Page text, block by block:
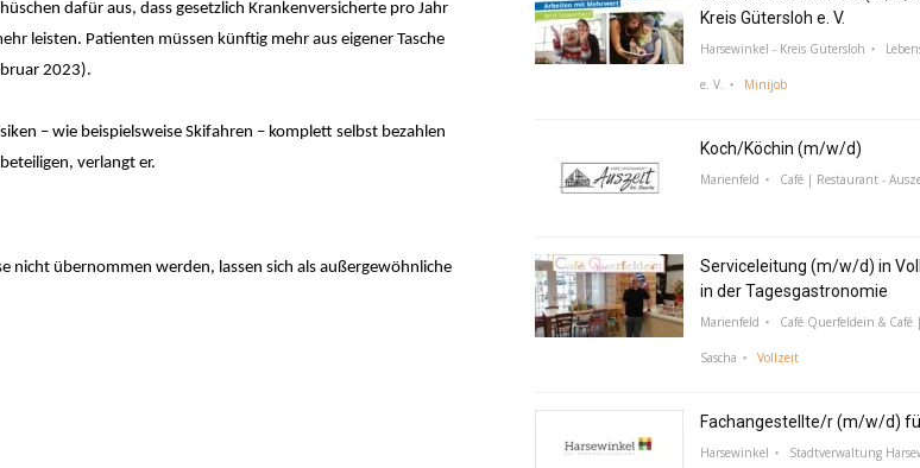
dafür aus, dass gesetzlich Krankenversicherte pro Jahr
leisten. Patienten müssen künftig mehr aus eigener Tasche
2023).
– wie beispielsweise Skifahren – komplett selbst bezahlen
verlangt er.
nicht übernommen werden, lassen sich als außergewöhnliche
Kreis Gütersloh e. V.
Harsewinkel - Kreis Gütersloh
e. V. Minijob
Koch/Köchin (m/w/d)
Marienfeld Café | Restaurant -
Serviceleitung (m/w/d) in
in der Tagesgastronomie
Marienfeld Café Querfeldein &
Sascha Vollzeit
Fachangestellte/r (m/w/d)
Harsewinkel Stadtverwaltung